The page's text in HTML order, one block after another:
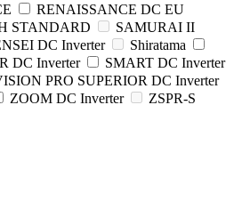
RENAISSANCE DC EU
STANDARD
SAMURAI II
DC Inverter
Shiratama
DC Inverter
SMART DC Inverter
PRO SUPERIOR DC Inverter
ZOOM DC Inverter
ZSPR-S